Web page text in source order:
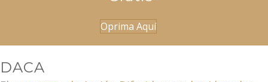
Oprima Aquí
DACA